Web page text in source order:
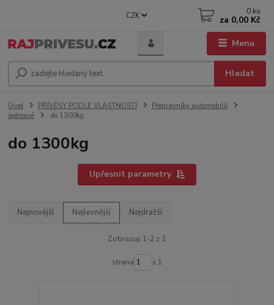
Menu
CZK
Hledat
0 ks
za 0,00 Kč
Úvod PŘÍVĚSY PODLE VLASTNOSTÍ
Přepravníky automobilů
Jednoosé
do 1300kg
do 1300kg
Upřesnit parametry
Nejnovější Nejlevnější Nejdražší
Zobrazuji 1-2 z 2
strana z 1